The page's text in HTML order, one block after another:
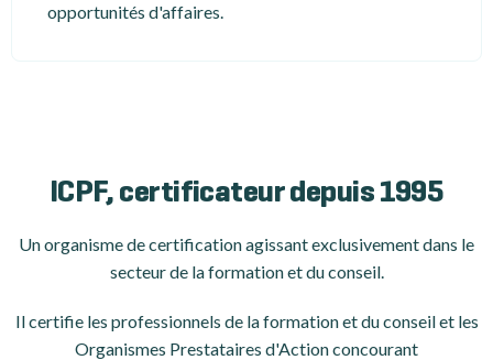
opportunités d'affaires.
ICPF, certificateur depuis 1995
Un organisme de certificationagissant exclusivement dans le
secteur de la formation et du conseil.
Il certifie les professionnels de la formation et du conseil et les
Organismes Prestataires d'Action concourant